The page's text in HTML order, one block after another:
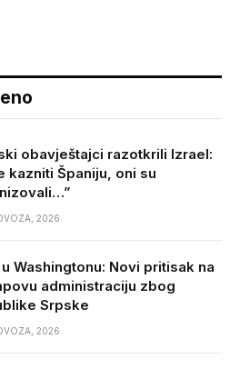
obavještajci razotkrili Izrael:
kazniti Španiju, oni su
2026
u Washingtonu: Novi pritisak na
administraciju zbog
Srpske
2026